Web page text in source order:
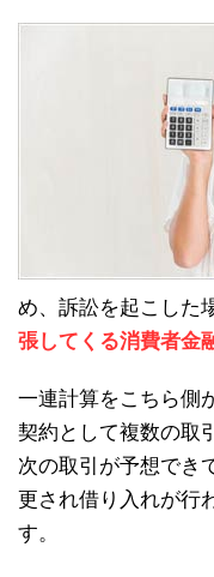
め、訴訟を起こした
張してくる消費者金
一連計算をこちら側
契約として複数の取
次の取引が予想でき
更され借り入れが行
す。